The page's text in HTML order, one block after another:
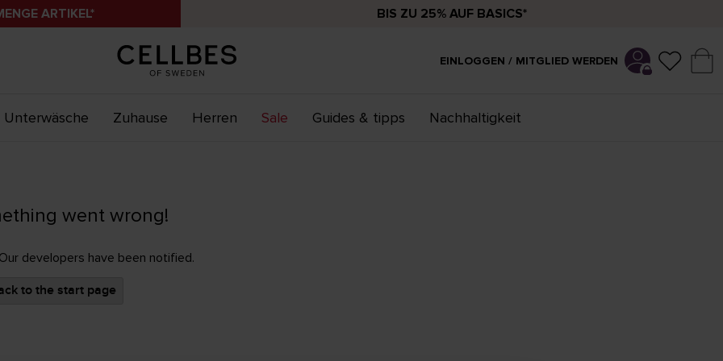
ARTIKEL* BIS ZU 25% AUF BASICS*
EINLOGGEN / MITGLIED WERDEN
Unterwäsche Zuhause Herren Sale Guides & tipps Nachhaltigkeit
went wrong!
developers have been notified.
to the start page